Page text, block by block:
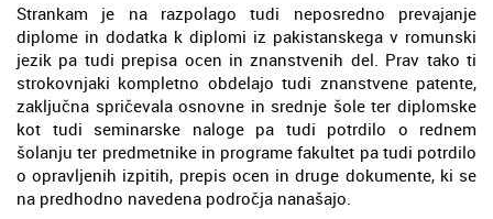
Strankam je na razpolago tudi neposredno prevajanje
diplome in dodatka k diplomi iz pakistanskega v romunski
jezik pa tudi prepisa ocen in znanstvenih del. Prav tako ti
strokovnjaki kompletno obdelajo tudi znanstvene patente,
zaključna spričevala osnovne in srednje šole ter diplomske
kot tudi seminarske naloge pa tudi potrdilo o rednem
šolanju ter predmetnike in programe fakultet pa tudi potrdilo
o opravljenih izpitih, prepis ocen in druge dokumente, ki se
na predhodno navedena področja nanašajo.